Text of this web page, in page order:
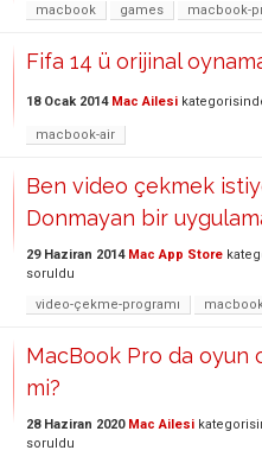
macbook games macbook-
Fifa 14 ü orijinal
18 Ocak 2014 Mac Ailesi
macbook-air
Ben video çekmek
Donmayan bir
29 Haziran 2014 Mac App Store
soruldu
video-çekme-programı
MacBook Pro da oyun
mi?
28 Haziran 2020 Mac Ailesi
soruldu